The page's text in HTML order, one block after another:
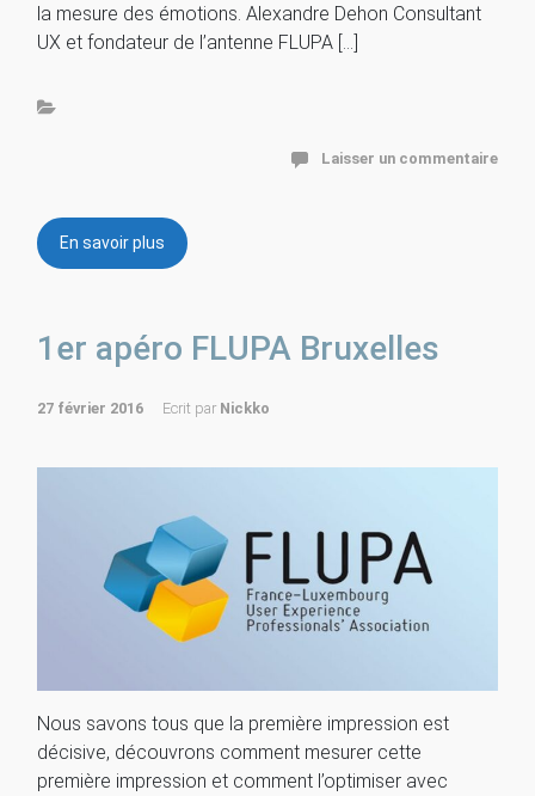
la mesure des émotions. Alexandre Dehon Consultant
UX et fondateur de l’antenne FLUPA […]
Laisser un commentaire
En savoir plus
1er apéro FLUPA Bruxelles
27 février 2016 Ecrit par Nickko
Nous savons tous que la première impression est
décisive, découvrons comment mesurer cette
première impression et comment l’optimiser avec